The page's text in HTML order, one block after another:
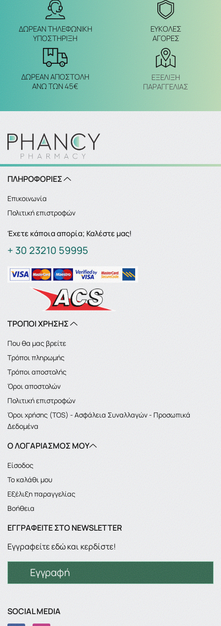
ΔΩΡΕΑΝ ΤΗΛΕΦΩΝΙΚΗ
ΥΠΟΣΤΗΡΙΞΗ
ΕΥΚΟΛΕΣ
ΑΓΟΡΕΣ
ΔΩΡΕΑΝ ΑΠΟΣΤΟΛΗ
ΑΝΩ ΤΩΝ 45€
ΕΞΈΛΙΞΗ
ΠΑΡΑΓΓΕΛΙΑΣ
ΠΛΗΡΟΦΟΡΙΕΣ
Επικοινωνία
Πολιτική επιστροφών
Έχετε κάποια απορία; Καλέστε μας!
+ 30 23210 59995
ΤΡΟΠΟΙ ΧΡΗΣΗΣ
Που θα μας βρείτε
Τρόποι πληρωμής
Τρόποι αποστολής
Όροι αποστολών
Πολιτική επιστροφών
Όροι χρήσης (TOS) - Ασφάλεια Συναλλαγών - Προσωπικά
Δεδομένα
Ο ΛΟΓΑΡΙΑΣΜΌΣ ΜΟΥ
Είσοδος
Το καλάθι μου
Εξέλιξη παραγγελίας
Βοήθεια
ΕΓΓΡΑΦΕΊΤΕ ΣΤΟ NEWSLETTER
Εγγραφείτε εδώ και κερδίστε!
Εγγραφή
SOCIAL MEDIA